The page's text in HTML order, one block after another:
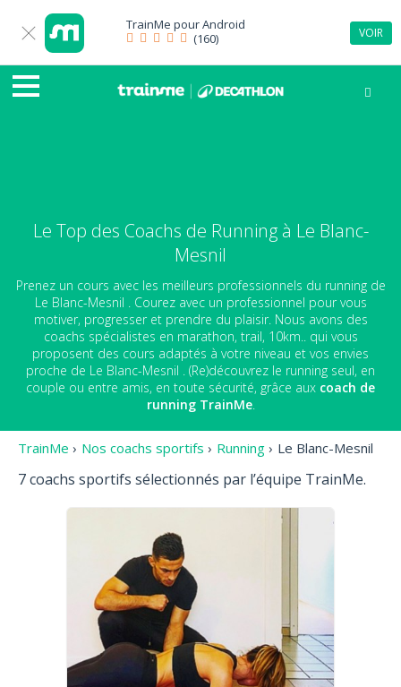
TrainMe pourAndroid
(160)
VOIR
Le Top des Coachs de Running à Le Blanc-
Mesnil
Prenez un cours avec les meilleurs professionnels du running de
Le Blanc-Mesnil . Courez avec un professionnel pour vous
motiver, progresser et prendre du plaisir. Nous avons des
coachs spécialistes en marathon, trail, 10km.. qui vous
proposent des cours adaptés à votre niveau et vos envies
proche de Le Blanc-Mesnil . (Re)découvrez le running seul, en
couple ou entre amis, en toute sécurité, grâce aux coach de
running TrainMe.
TrainMe › Nos coachs sportifs › Running › Le Blanc-Mesnil
7 coachs sportifs sélectionnés par l’équipe TrainMe.